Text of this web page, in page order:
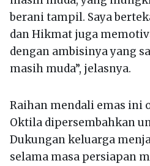
berani tampil. Saya
dan Hikmat juga
dengan ambisinya yang
masih muda”, jelasnya.
Raihan mendali emas ini
Oktila dipersembahkan
Dukungan keluarga
selama masa persiapan